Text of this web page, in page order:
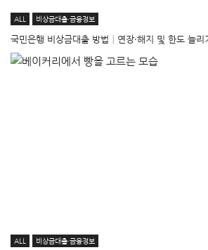
ALL 비상금대출·금융정보
국민은행 비상금대출 방법│연장·해지 및 한도 늘리
ALL 비상금대출·금융정보